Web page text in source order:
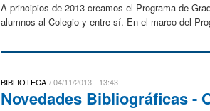
A principios de 2013 creamos el Programa de
alumnos al Colegio y entre sí. En el marco del
BIBLIOTECA 04/11/2013 - 13:43
Novedades Bibliográficas -